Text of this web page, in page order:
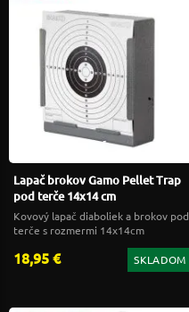
Lapač brokov Gamo Pellet Trap
pod terče 14x14 cm
Kovový lapač diaboliek a brokov pod
terče s rozmermi 14x14cm
18,95 € SKLADOM